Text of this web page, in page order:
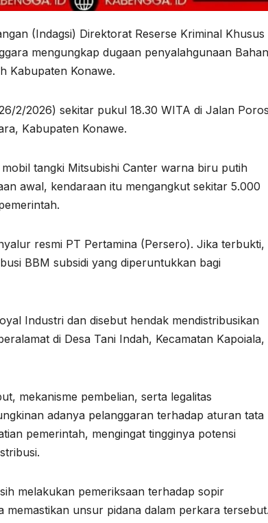
(Indagsi) Direktorat Reserse Kriminal Khusus
mengungkap dugaan penyalahgunaan Bahan
Kabupaten Konawe.
2/2026) sekitar pukul 18.30 WITA di Jalan
Kabupaten Konawe.
tangki Mitsubishi Canter warna biru putih
awal, kendaraan itu mengangkut sekitar 5.000
resmi PT Pertamina (Persero). Jika terbukti,
BBM subsidi yang diperuntukkan bagi
Industri dan disebut hendak mendistribusikan
di Desa Tani Indah, Kecamatan Kapoiala,
mekanisme pembelian, serta legalitas
adanya pelanggaran terhadap aturan tata
pemerintah, mengingat tingginya potensi
melakukan pemeriksaan terhadap sopir
unsur pidana dalam perkara